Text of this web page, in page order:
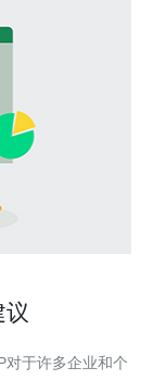
议
对于许多企业和个